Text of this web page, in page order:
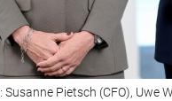
Pietsch (CFO), Uwe